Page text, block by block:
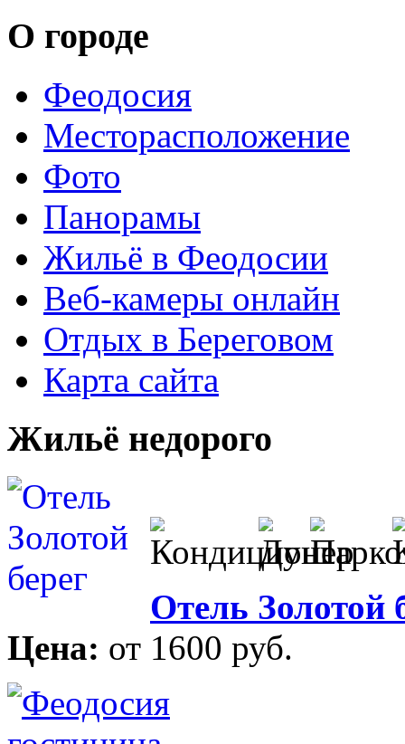
О городе
Феодосия
Месторасположение
Фото
Панорамы
Жильё в Феодосии
Веб-камеры онлайн
Отдых в Береговом
Карта сайта
Жильё недорого
Отель Золотой
Цена: от 1600 руб.